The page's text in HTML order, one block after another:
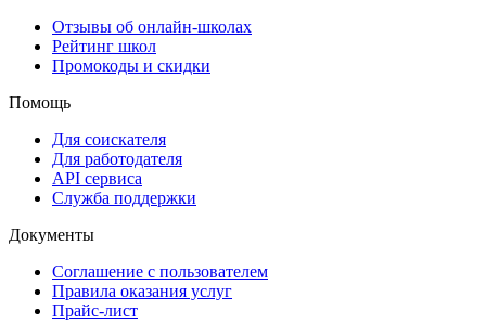
Отзывы об онлайн-школах
Рейтинг школ
Промокоды и скидки
Помощь
Для соискателя
Для работодателя
API сервиса
Служба поддержки
Документы
Соглашение с пользователем
Правила оказания услуг
Прайс-лист